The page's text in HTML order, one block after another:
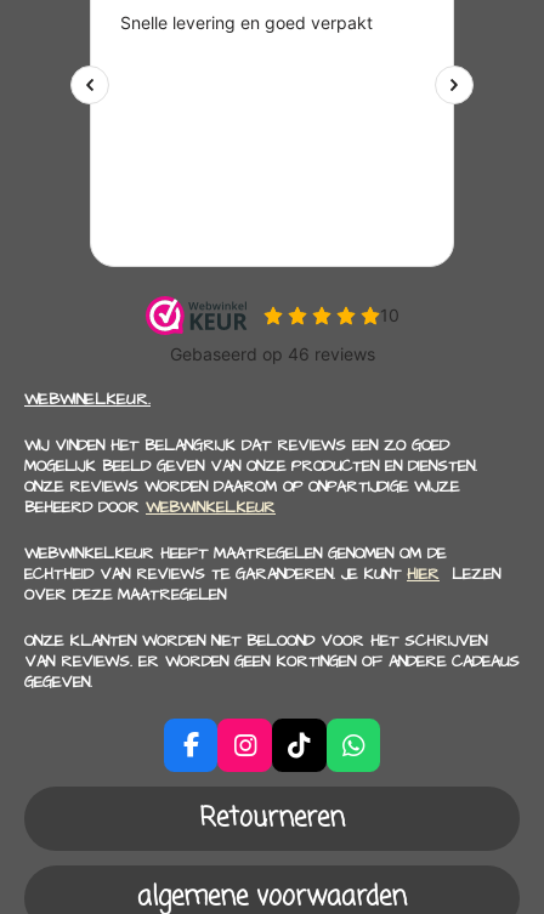
WEBWINELKEUR.
WIJ VINDEN HET BELANGRIJK DAT REVIEWS EEN ZO GOED
MOGELIJK BEELD GEVEN VAN ONZE PRODUCTEN EN DIENSTEN.
ONZE REVIEWS WORDEN DAAROM OP ONPARTIJDIGE WIJZE
BEHEERD DOOR WEBWINKELKEUR
WEBWINKELKEUR HEEFT MAATREGELEN GENOMEN OM DE
ECHTHEID VAN REVIEWS TE GARANDEREN. JE KUNT HIER LEZEN
OVER DEZE MAATREGELEN
ONZE KLANTEN WORDEN NIET BELOOND VOOR HET SCHRIJVEN
VAN REVIEWS. ER WORDEN GEEN KORTINGEN OF ANDERE CADEAUS
GEGEVEN.
F
a
b
o
I
n
s
t
a
r
T
i
k
T
o
W
h
s
p
Retourneren
algemene voorwaarden